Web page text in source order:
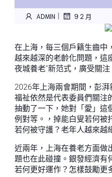
ADMIN | 9 2 月
在上海，每三個戶籍生齒中
越來越深的老齡化問題，這
夜城養老”新范式，廣受關注
2026年上海兩會期間，彭
福祉依然是代表委員們關注
抽動了一下，她對「愛」這
例對等。，掉能白叟若何被
若何被守護？老年人越來越
近兩年，上海在養老方面做
題也在此碰撞。銀發經濟有
若何更好運作？怎樣鼓勵更